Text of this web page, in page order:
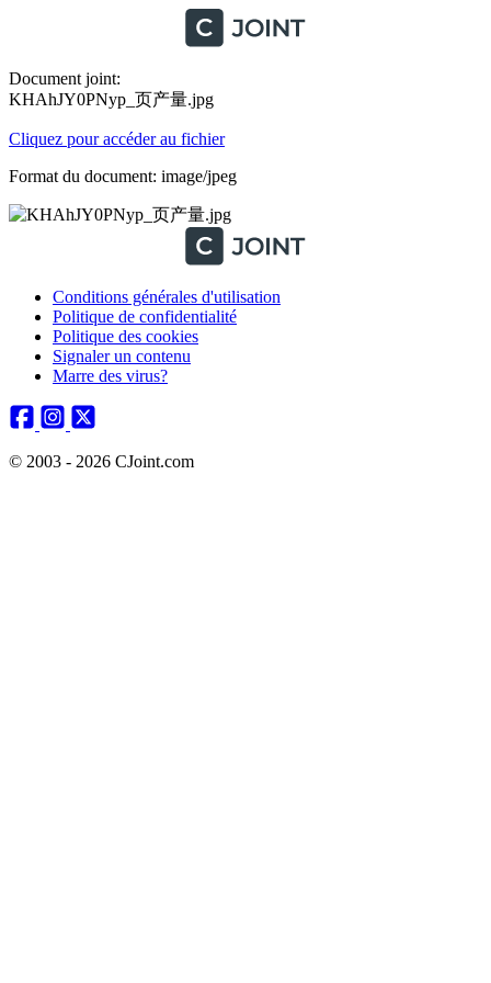
Document joint:
KHAhJY0PNyp_页产量.jpg
Cliquez pour accéder au fichier
Format du document: image/jpeg
Conditions générales d'utilisation
Politique de confidentialité
Politique des cookies
Signaler un contenu
Marre des virus?
© 2003 - 2026 CJoint.com